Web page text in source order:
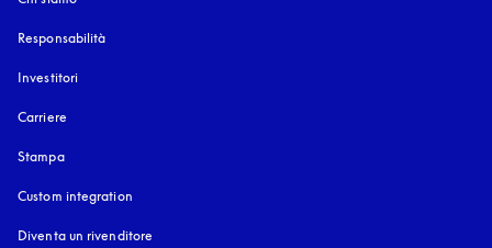
Responsabilità
Investitori
Carriere
Stampa
Custom integration
Diventa un rivenditore